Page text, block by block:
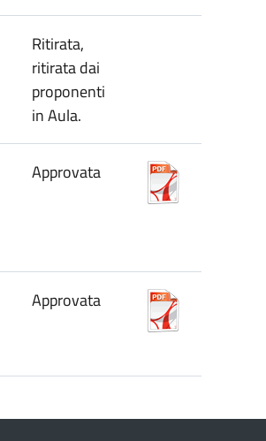
Ritirata,
ritirata dai
proponenti
in Aula.
Approvata
Approvata